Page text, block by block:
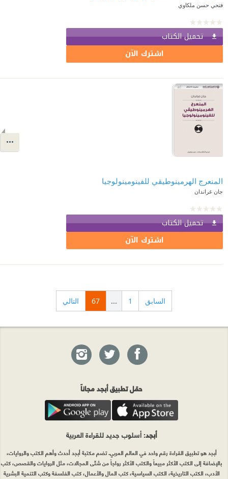
فتحي حسن ملكاوي
تحميل الكتاب
اشترك الآن
المنعرج الهرمينوطيقي للفينومينولوجيا
جان غراندان
تحميل الكتاب
اشترك الآن
السابق 1
...
67 التالي
حمّل تطبيق أبجد مجاناً
أبجد: أسلوب جديد للقراءة العربية
أبجد هو تطبيق القراءة رقم واحد في العالم العربي. تضم مكتبة أبجد أحدث وأهم الكتب والروايات،
بالإضافة إلى الكتب الأكثر مبيعاً والكتب الأكثر رواجاً من شتّى المجالات، مثل الروايات والقصص، كتب
الأدب، الكتب التاريخية، الكتب السياسية، كتب المال والأعمال، كتب الفلسفة وكتب التنمية البشرية